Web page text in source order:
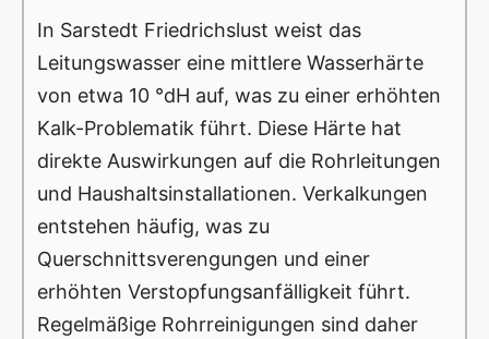
In Sarstedt Friedrichslust weist das
Leitungswasser eine mittlere Wasserhärte
von etwa 10 °dH auf, was zu einer erhöhten
Kalk-Problematik führt. Diese Härte hat
direkte Auswirkungen auf die Rohrleitungen
und Haushaltsinstallationen. Verkalkungen
entstehen häufig, was zu
Querschnittsverengungen und einer
erhöhten Verstopfungsanfälligkeit führt.
Regelmäßige Rohrreinigungen sind daher